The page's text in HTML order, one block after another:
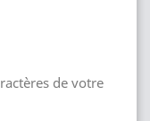
de votre